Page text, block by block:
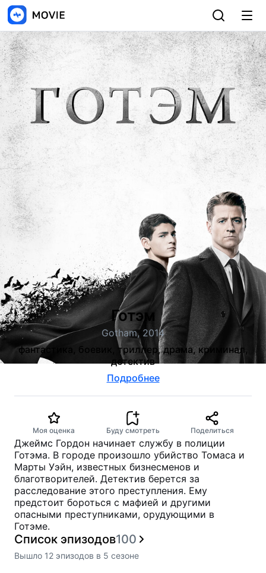
Готэм
Gotham, 2014
фантастика, боевик, триллер, драма, криминал,
детектив
Подробнее
Моя оценка Буду смотреть Поделиться
Джеймс Гордон начинает службу в полиции
Готэма. В городе произошло убийство Томаса и
Марты Уэйн, известных бизнесменов и
благотворителей. Детектив берется за
расследование этого преступления. Ему
предстоит бороться с мафией и другими
опасными преступниками, орудующими в
Готэме.
Список эпизодов100
Вышло 12 эпизодов в 5 сезоне